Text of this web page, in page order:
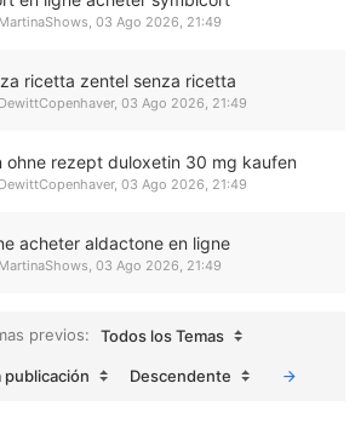
MartinaShows, 03 Ago 2026, 21:49
ricetta zentel senza ricetta
DewittCopenhaver, 03 Ago 2026, 21:49
ohne rezept duloxetin 30 mg kaufen
DewittCopenhaver, 03 Ago 2026, 21:49
acheter aldactone en ligne
MartinaShows, 03 Ago 2026, 21:49
previos:
Todos los Temas
publicación Descendente